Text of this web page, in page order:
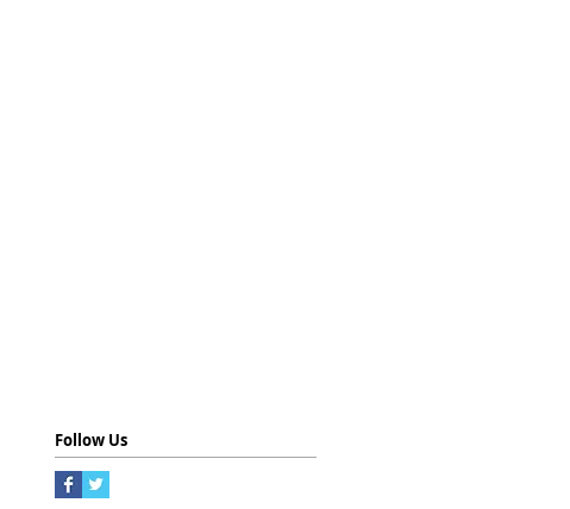
Follow Us